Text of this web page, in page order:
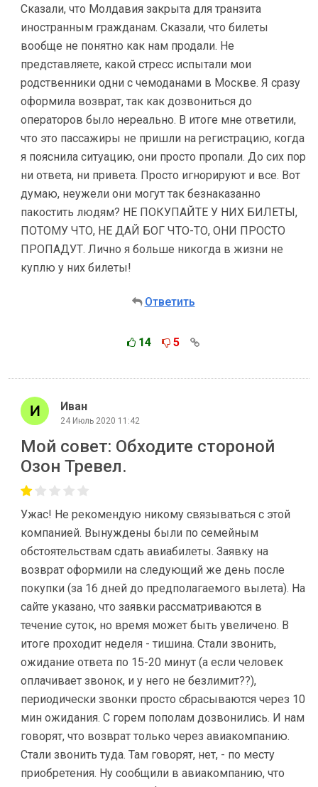
Сказали, что Молдавия закрыта для транзита
иностранным гражданам. Сказали, что билеты
вообще не понятно как нам продали. Не
представляете, какой стресс испытали мои
родственники одни с чемоданами в Москве. Я сразу
оформила возврат, так как дозвониться до
операторов было нереально. В итоге мне ответили,
что это пассажиры не пришли на регистрацию, когда
я пояснила ситуацию, они просто пропали. До сих пор
ни ответа, ни привета. Просто игнорируют и все. Вот
думаю, неужели они могут так безнаказанно
пакостить людям? НЕ ПОКУПАЙТЕ У НИХ БИЛЕТЫ,
ПОТОМУ ЧТО, НЕ ДАЙ БОГ ЧТО-ТО, ОНИ ПРОСТО
ПРОПАДУТ. Лично я больше никогда в жизни не
куплю у них билеты!
Ответить
14 5
Иван
24 Июль 2020 11:42
Мой совет: Обходите стороной
Озон Тревел.
Ужас! Не рекомендую никому связываться с этой
компанией. Вынуждены были по семейным
обстоятельствам сдать авиабилеты. Заявку на
возврат оформили на следующий же день после
покупки (за 16 дней до предполагаемого вылета). На
сайте указано, что заявки рассматриваются в
течение суток, но время может быть увеличено. В
итоге проходит неделя - тишина. Стали звонить,
ожидание ответа по 15-20 минут (а если человек
оплачивает звонок, и у него не безлимит??),
периодически звонки просто сбрасываются через 10
мин ожидания. С горем пополам дозвонились. И нам
говорят, что возврат только через авиакомпанию.
Стали звонить туда. Там говорят, нет, - по месту
приобретения. Ну сообщили в авиакомпанию, что